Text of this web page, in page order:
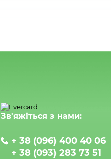
Зв'яжіться з нами:
+ 38 (096) 400 40 06
+ 38 (093) 283 73 51